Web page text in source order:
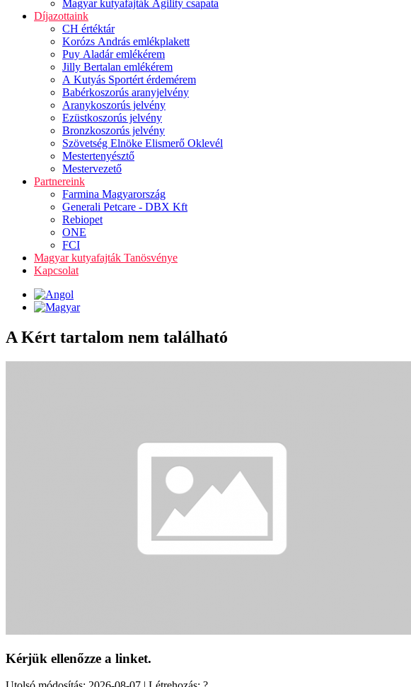
Magyar kutyafajták Agility csapata
Díjazottaink
CH értéktár
Korózs András emlékplakett
Puy Aladár emlékérem
Jilly Bertalan emlékérem
A Kutyás Sportért érdemérem
Babérkoszorús aranyjelvény
Aranykoszorús jelvény
Ezüstkoszorús jelvény
Bronzkoszorús jelvény
Szövetség Elnöke Elismerő Oklevél
Mestertenyésztő
Mestervezető
Partnereink
Farmina Magyarország
Generali Petcare - DBX Kft
Rebiopet
ONE
FCI
Magyar kutyafajták Tanösvénye
Kapcsolat
A Kért tartalom nem található
Kérjük ellenőzze a linket.